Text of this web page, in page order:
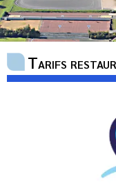
Tarifs